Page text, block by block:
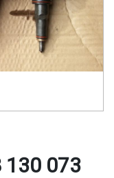
130 073